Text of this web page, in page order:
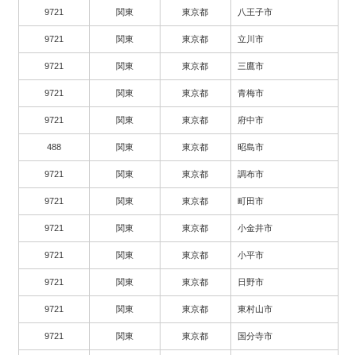
9721 関東 東京都 八王子市
9721 関東 東京都 立川市
9721 関東 東京都 三鷹市
9721 関東 東京都 青梅市
9721 関東 東京都 府中市
488 関東 東京都 昭島市
9721 関東 東京都 調布市
9721 関東 東京都 町田市
9721 関東 東京都 小金井市
9721 関東 東京都 小平市
9721 関東 東京都 日野市
9721 関東 東京都 東村山市
9721 関東 東京都 国分寺市